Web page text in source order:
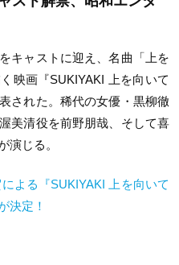
キャストに迎え、名曲「上を
映画『SUKIYAKI 上を向いて
された。稀代の女優・黒柳徹
美清役を前野朋哉、そして喜
演じる。
よる『SUKIYAKI 上を向いて
決定！